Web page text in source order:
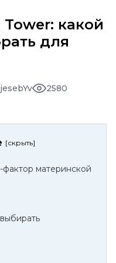
Tower: какой
для
2580
материнской